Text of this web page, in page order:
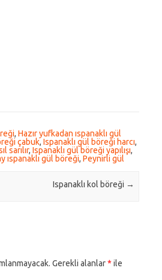
, Hazır yufkadan ıspanaklı gül
çabuk, Ispanaklı gül böreği harcı,
sarılır, Ispanaklı gül böreği yapılışı,
ıspanaklı gül böreği, Peynirli gül
Ispanaklı kol böreği →
Gerekli alanlar* ile